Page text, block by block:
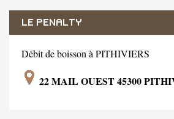
LE PENALTY
Débit de boisson à PITHIVIERS
22 MAIL OUEST 45300